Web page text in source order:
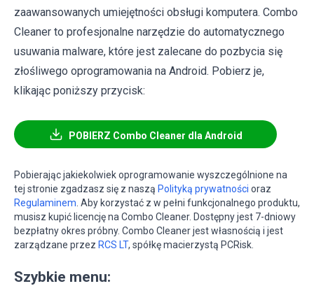
zaawansowanych umiejętności obsługi komputera. Combo
Cleaner to profesjonalne narzędzie do automatycznego
usuwania malware, które jest zalecane do pozbycia się
złośliwego oprogramowania na Android. Pobierz je,
klikając poniższy przycisk:
POBIERZ Combo Cleaner dla Android
Pobierając jakiekolwiek oprogramowanie wyszczególnione na
tej stronie zgadzasz się z naszą Polityką prywatności oraz
Regulaminem . Aby korzystać z w pełni funkcjonalnego produktu,
musisz kupić licencję na Combo Cleaner. Dostępny jest 7-dniowy
bezpłatny okres próbny. Combo Cleaner jest własnością i jest
zarządzane przez RCS LT, spółkę macierzystą PCRisk.
Szybkie menu: